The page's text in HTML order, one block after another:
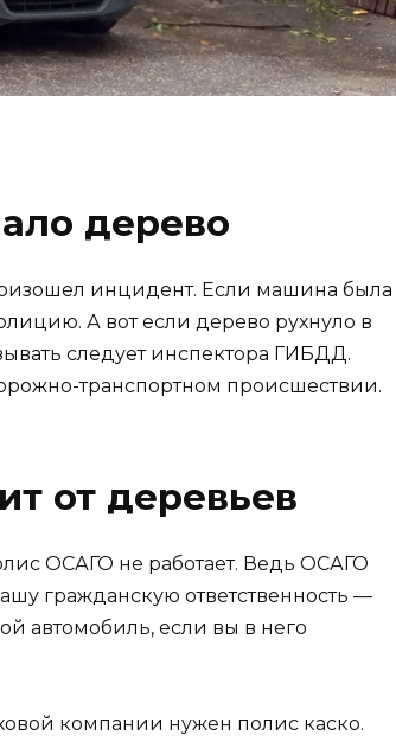
дерево
инцидент. Если машина была
А вот если дерево рухнуло в
следует инспектора ГИБДД.
транспортном происшествии.
от деревьев
ОСАГО не работает. Ведь ОСАГО
гражданскую ответственность —
автомобиль, если вы в него
компании нужен полис каско.